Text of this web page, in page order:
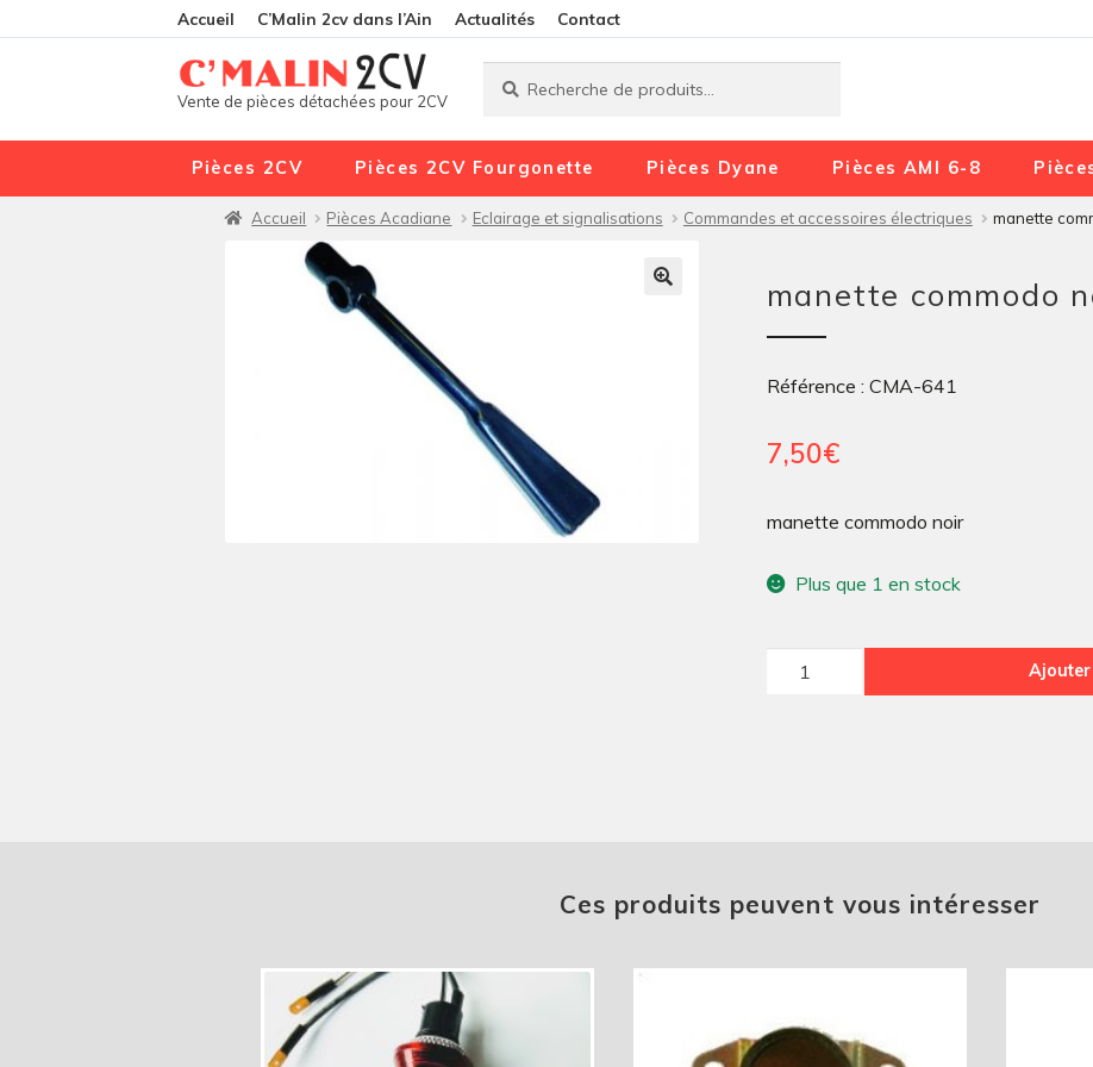
Accueil C’Malin 2cv dans l’Ain Actualités Contact
Vente de pièces détachées pour 2CV
Recherche
Recherche
Pièces 2CV Pièces 2CV Fourgonette Pièces Dyane Pièces AMI 6-8
Accueil Pièces Acadiane Eclairage et signalisations Commandes et accessoires électriques manette
manette commodo
Référence : CMA-641
7,50€
manette commodo noir
Plus que 1 en stock
quantité
Ces produits peuvent vous intéresser